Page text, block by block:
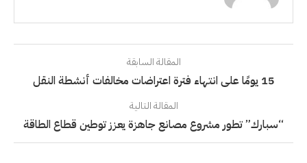
المقالة السابقة
15 يومًا على انتهاء فترة اعتراضات مخالفات أنشطة النقل
المقالة التالية
“سبارك” تطور مشروع مصانع جاهزة يعزز توطين قطاع الطاقة